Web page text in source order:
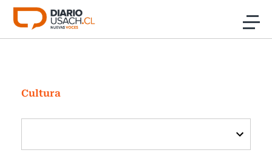
Click acá para ir directamente al contenido
Investigación
Cultura
Programas Radio y TV Usach
Cultura